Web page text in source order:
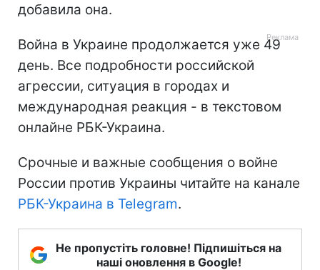
добавила она.
Война в Украине продолжается уже 49
день. Все подробности российской
агрессии, ситуация в городах и
международная реакция - в текстовом
онлайне РБК-Украина.
Срочные и важные сообщения о войне
России против Украины читайте на канале
РБК-Украина в Telegram.
Не пропустіть головне! Підпишіться на
наші оновлення в Google!